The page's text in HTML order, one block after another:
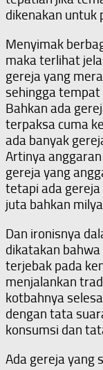
dikenakan untuk
Menyimak
maka terlihat
gereja yang
sehingga tempat
Bahkan ada
terpaksa cuma
ada banyak
Artinya
gereja yang
tetapi ada
juta bahkan
Dan ironisnya
dikatakan
terjebak pada
menjalankan
kotbahnya
dengan tata
konsumsi dan
Ada gereja yang